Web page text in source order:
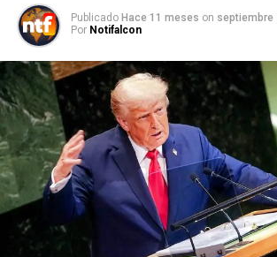
Publicado Hace 11 meses on septiembre
Por Notifalcon